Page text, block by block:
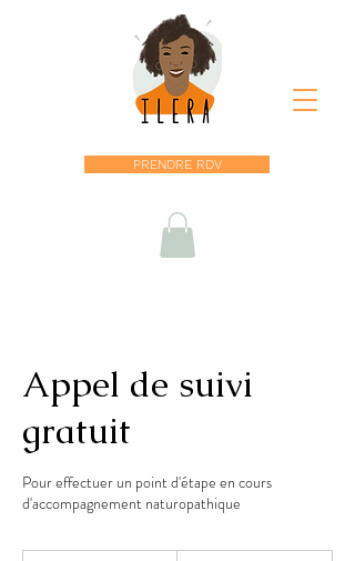
PRENDRE RDV
Appel de suivi
gratuit
Pour effectuer un point d'étape en cours
d'accompagnement naturopathique